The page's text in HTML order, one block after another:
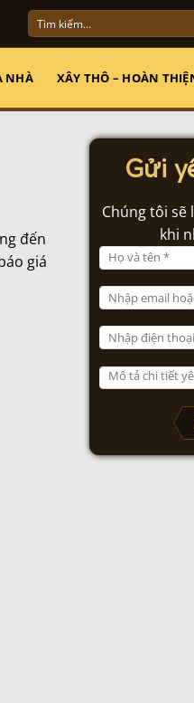
Tìm
kiếm:
NHÀ XÂY THÔ – HOÀN
đến
giá
Gửi
Chúng tôi sẽ
khi